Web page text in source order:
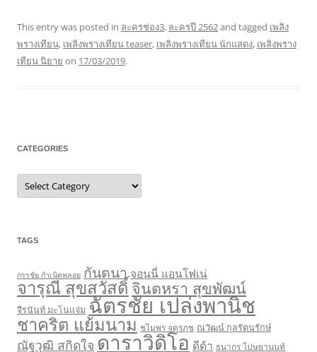
This entry was posted in ละครช่อง3, ละครปี 2562and tagged เพลิง
พรางเทียน, เพลิงพรางเทียน teaser, เพลิงพรางเทียน นักแสดง, เพลิงพราง
เทียน นิยาย on 17/03/2019.
CATEGORIES
Categories
TAGS
กรรชัย กำเนิดพลอย กันตนา จอนนี่ แอนโฟเน่
จารุณี สุขสวัสดิ์ จินตหรา สุขพัฒน์
จีรนันท์ มะโนแจ่ม ฉัตรชัย เปล่งพานิช
ชาคริต แย้มนาม ชไมพร จตุรภุช ณวัฒน์ กุลรัตนรักษ์
ณัฐวุฒิ สกิดใจ ดาราวิดิโอ ดีด้า ธนากร โปษยานนท์